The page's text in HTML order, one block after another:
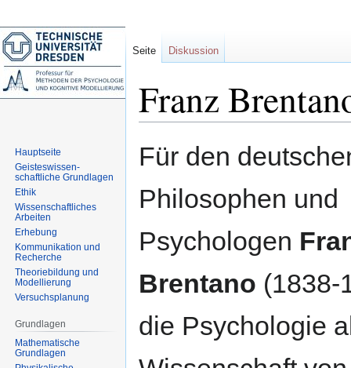
Franz
Navigation
Suche
Für den
Philosophen und
Psychologen
Brentano (1838-
die Psychologie
Seite Diskussion
Hauptseite
Geisteswissen-
schaftliche Grundlagen
Ethik
Wissenschaftliches
Arbeiten
Erhebung
Kommunikation und
Recherche
Theoriebildung und
Modellierung
Versuchsplanung
Grundlagen
Mathematische
Grundlagen